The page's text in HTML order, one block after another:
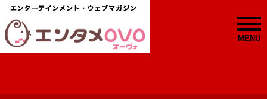
MENU